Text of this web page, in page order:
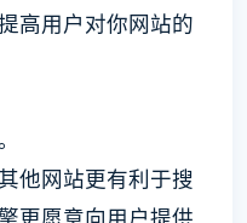
高用户对你网站的
他网站更有利于搜
更愿意向用户提供